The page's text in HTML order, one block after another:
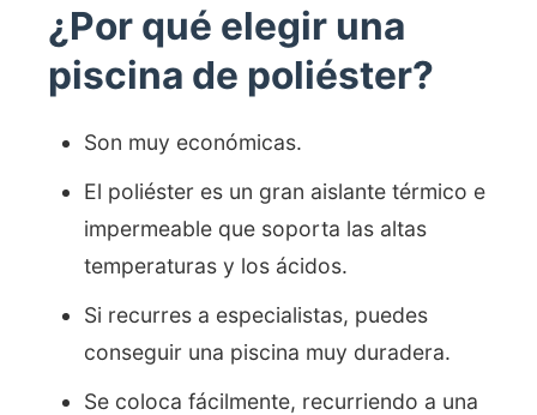
¿Por qué elegir una
piscina de poliéster?
Son muy económicas.
El poliéster es un gran aislante térmico e
impermeable que soporta las altas
temperaturas y los ácidos.
Si recurres a especialistas, puedes
conseguir una piscina muy duradera.
Se coloca fácilmente, recurriendo a una